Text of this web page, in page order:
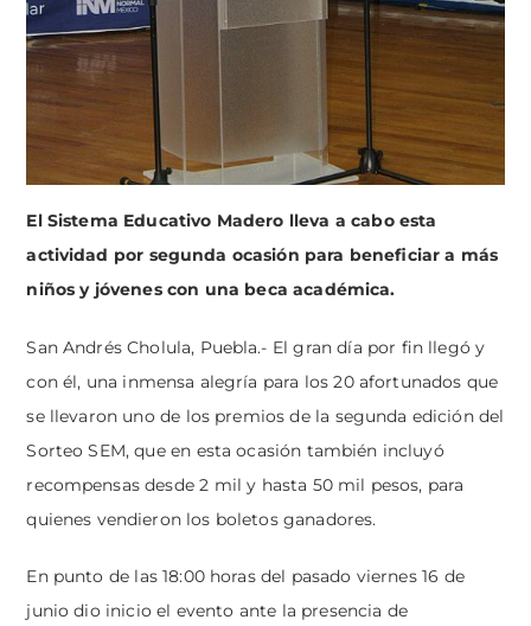
El Sistema Educativo Madero lleva a cabo esta
actividad por segunda ocasión para beneficiar a más
niños y jóvenes con una beca académica.
San Andrés Cholula, Puebla.- El gran día por fin llegó y
con él, una inmensa alegría para los 20 afortunados que
se llevaron uno de los premios de la segunda edición del
Sorteo SEM, que en esta ocasión también incluyó
recompensas desde 2 mil y hasta 50 mil pesos, para
quienes vendieron los boletos ganadores.
En punto de las 18:00 horas del pasado viernes 16 de
junio dio inicio el evento ante la presencia de